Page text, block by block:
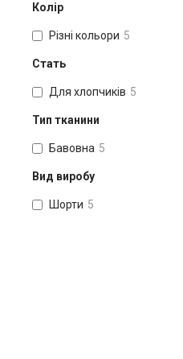
Колір
Різні кольори 5
Стать
Для хлопчиків 5
Тип тканини
Бавовна 5
Вид виробу
Шорти 5